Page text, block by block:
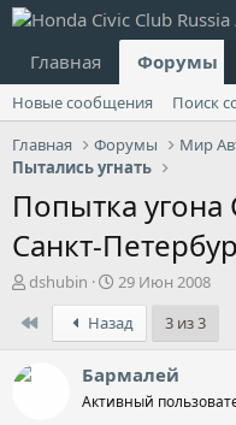
Главная Форумы
Новые сообщения
Поиск
Главная
Форумы Мир
Пытались угнать
Попытка угона
Санкт-
А
т
р
т
dshubin
Д
а
т
а
н
а
ч
29 Июн 2008
Назад 3 из 3
Бармалей
Активный